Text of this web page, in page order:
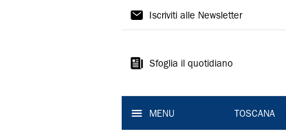
Il
Iscriviti alle Newsletter
Sfoglia il quotidiano
MENU TOSCANA